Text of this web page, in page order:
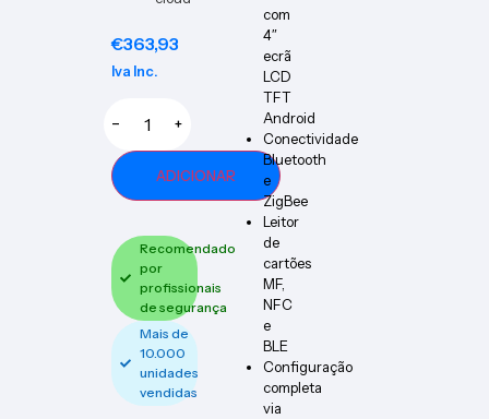
€363,93
Iva Inc.
− +
ADICIONAR
Recomendado
por
profissionais
de segurança
Mais de
10.000
unidades
vendidas
com
4″
ecrã
LCD
TFT
Android
Conectividade
Bluetooth
e
ZigBee
Leitor
de
cartões
MF,
NFC
e
BLE
Configuração
completa
via